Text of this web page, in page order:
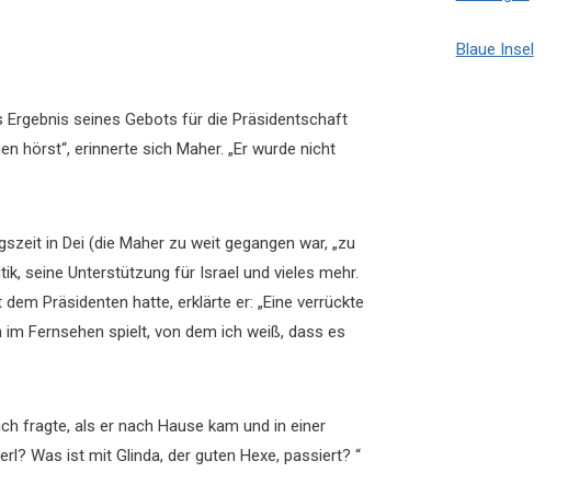
Ergebnis seines Gebots für die Präsidentschaft
hörst“, erinnerte sich Maher. „Er wurde nicht
in Dei (die Maher zu weit gegangen war, „zu
seine Unterstützung für Israel und vieles mehr.
Präsidenten hatte, erklärte er: „Eine verrückte
Fernsehen spielt, von dem ich weiß, dass es
fragte, als er nach Hause kam und in einer
Was ist mit Glinda, der guten Hexe, passiert? “
Blaue Insel